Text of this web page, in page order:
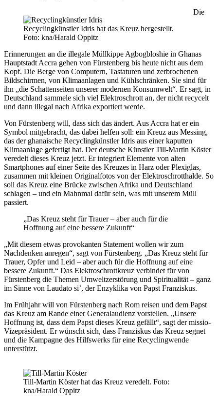
Recyclingkünstler Idris hat das Kreuz hergestellt.
Foto: kna/Harald Oppitz
Die
Erinnerungen an die illegale Müllkippe Agbogbloshie in Ghanas
Hauptstadt Accra gehen von Fürstenberg bis heute nicht aus dem
Kopf. Die Berge von Computern, Tastaturen und zerbrochenen
Bildschirmen, von Klimaanlagen und Kühlschränken. Sie sind für
ihn „die Schattenseiten unserer modernen Konsumwelt“. Er sagt, in
Deutschland sammele sich viel Elektroschrott an, der nicht recycelt
und dann illegal nach Afrika exportiert werde.
Von Fürstenberg will, dass sich das ändert. Aus Accra hat er ein
Symbol mitgebracht, das dabei helfen soll: ein Kreuz aus Messing,
das der ghanaische Recyclingkünstler Idris aus einer kaputten
Klimaanlage gefertigt hat. Der deutsche Künstler Till-Martin Köster
veredelt dieses Kreuz jetzt. Er integriert Elemente von alten
Smartphones auf einer Seite des Kreuzes in Harz oder Plexiglas,
zusammen mit kleinen Originalfotos von der Elektroschrotthalde. So
soll das Kreuz eine Brücke zwischen Afrika und Deutschland
schlagen – und ein Mahnmal dafür sein, was mit unserem Müll
passiert.
„Das Kreuz steht für Trauer – aber auch für die
Hoffnung auf eine bessere Zukunft“
„Mit diesem etwas provokanten Statement wollen wir zum
Nachdenken anregen“, sagt von Fürstenberg. „Das Kreuz steht für
Trauer, Opfer und Leid – aber auch für die Hoffnung auf eine
bessere Zukunft.“ Das Elektroschrottkreuz verbindet für von
Fürstenberg die Themen Umweltzerstörung und Spiritualität – ganz
im Sinne von Laudato si’, der Enzyklika von Papst Franziskus.
Im Frühjahr will von Fürstenberg nach Rom reisen und dem Papst
das Kreuz am Rande einer Generalaudienz vorstellen. „Unsere
Hoffnung ist, dass dem Papst dieses Kreuz gefällt“, sagt der missio-
Vizepräsident. Er wünscht sich, dass Franziskus das Kreuz segnet
und die Kampagne des Hilfswerks für eine Recyclingwende
unterstützt.
Till-Martin Köster hat das Kreuz veredelt. Foto:
kna/Harald Oppitz